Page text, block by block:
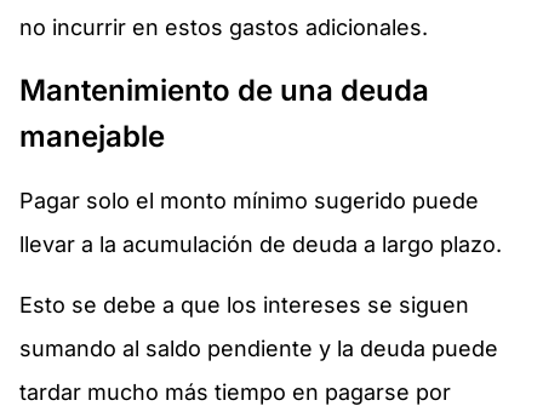
no incurrir en estos gastos adicionales.
Mantenimiento de una deuda
manejable
Pagar solo el monto mínimo sugerido puede
llevar a la acumulación de deuda a largo plazo.
Esto se debe a que los intereses se siguen
sumando al saldo pendiente y la deuda puede
tardar mucho más tiempo en pagarse por